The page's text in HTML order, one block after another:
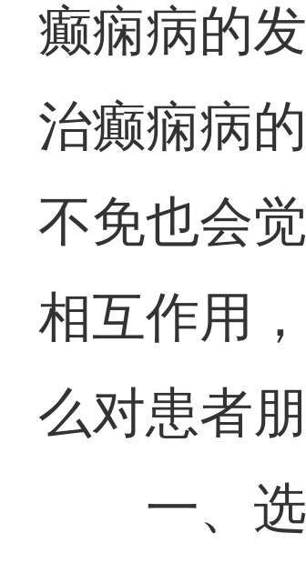
癫痫病的
治癫痫病
不免也会
相互作用
么对患者
一、